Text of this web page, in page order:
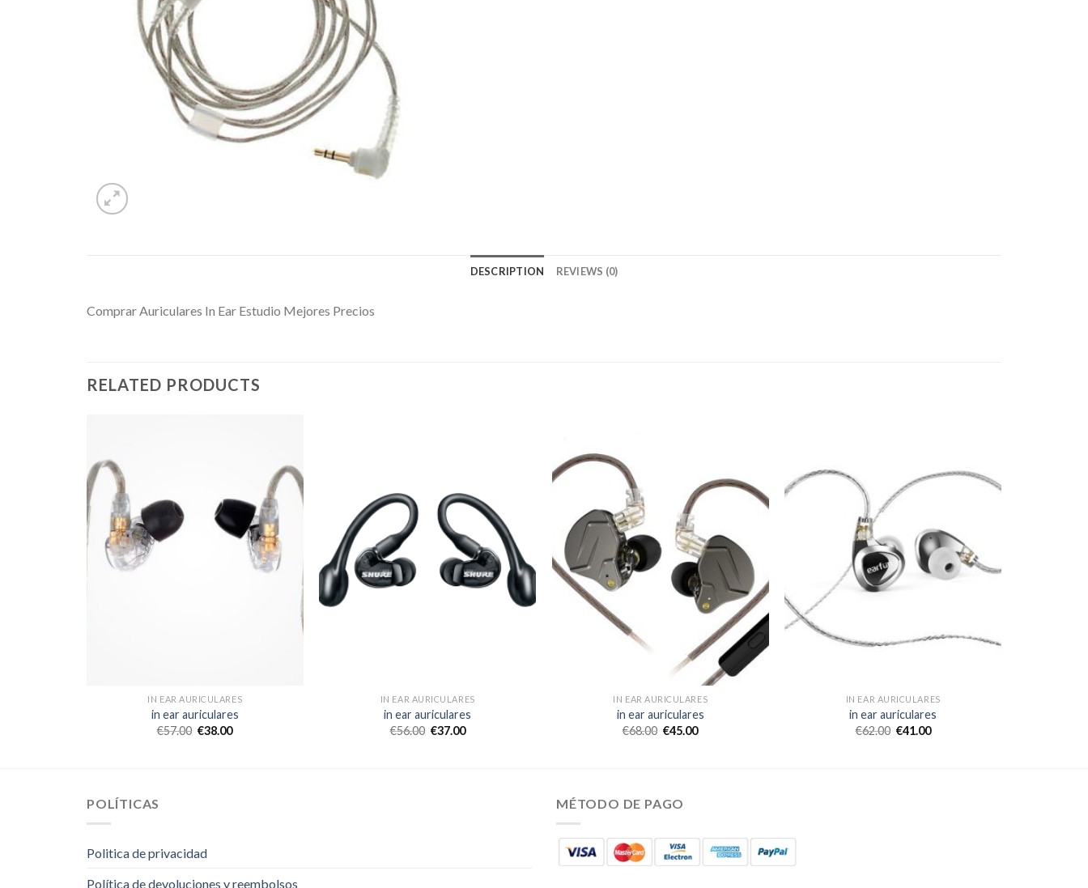
DESCRIPTION REVIEWS (0)
Comprar Auriculares In Ear Estudio Mejores Precios
RELATED PRODUCTS
IN EAR AURICULARES
in ear auriculares
€57.00 €38.00
IN EAR AURICULARES
in ear auriculares
€56.00 €37.00
IN EAR AURICULARES
in ear auriculares
€68.00 €45.00
IN EAR AURICULARES
in ear auriculares
€62.00 €41.00
POLÍTICAS
Politica de privacidad
Política de devoluciones y reembolsos
MÉTODO DE PAGO